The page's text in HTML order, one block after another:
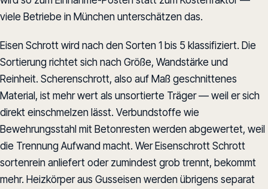
viele Betriebe in München unterschätzen das.
Eisen Schrott wird nach den Sorten 1 bis 5 klassifiziert. Die
Sortierung richtet sich nach Größe, Wandstärke und
Reinheit. Scherenschrott, also auf Maß geschnittenes
Material, ist mehr wert als unsortierte Träger — weil er sich
direkt einschmelzen lässt. Verbundstoffe wie
Bewehrungsstahl mit Betonresten werden abgewertet, weil
die Trennung Aufwand macht. Wer Eisenschrott Schrott
sortenrein anliefert oder zumindest grob trennt, bekommt
mehr. Heizkörper aus Gusseisen werden übrigens separat